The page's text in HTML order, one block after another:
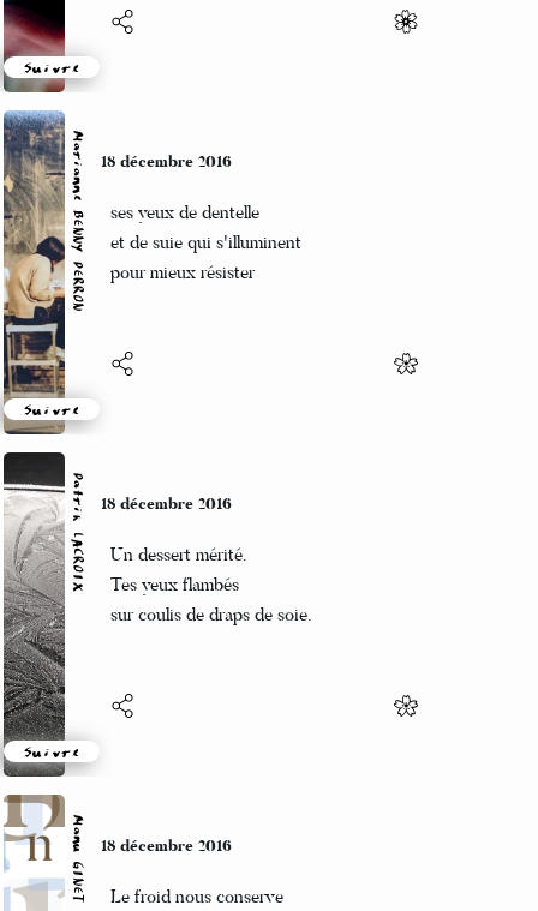
Suivre
Marianne BENNY PERRON
Suivre
18 décembre 2016
ses yeux de dentelle
et de suie qui s'illuminent
pour mieux résister
Patrik LACROIX
Suivre
18 décembre 2016
Un dessert mérité.
Tes yeux flambés
sur coulis de draps de soie.
Manu GINET 18 décembre 2016
Le froid nous conserve